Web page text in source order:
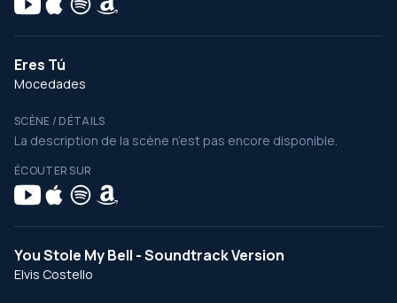
Eres Tú
Mocedades
SCÈNE / DÉTAILS
La description de la scène n’est pas encore disponible.
ÉCOUTER SUR
You Stole My Bell - Soundtrack Version
Elvis Costello